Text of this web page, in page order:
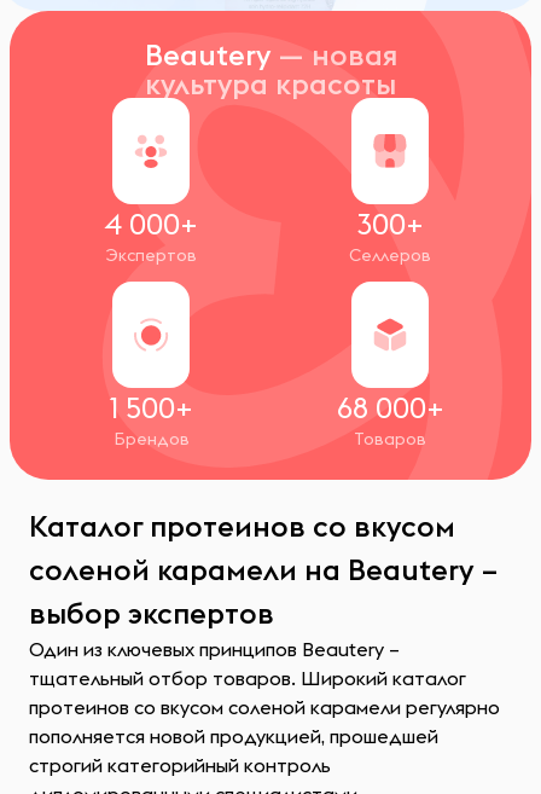
Beautery — новая
культура красоты
4 000+
Экспертов
300+
Селлеров
1 500+
Брендов
68 000+
Товаров
Каталог протеинов со вкусом
соленой карамели на Beautery –
выбор экспертов
Один из ключевых принципов Beautery –
тщательный отбор товаров. Широкий каталог
протеинов со вкусом соленой карамели регулярно
пополняется новой продукцией, прошедшей
строгий категорийный контроль